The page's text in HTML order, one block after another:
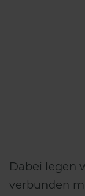
Dabei legen
verbunden